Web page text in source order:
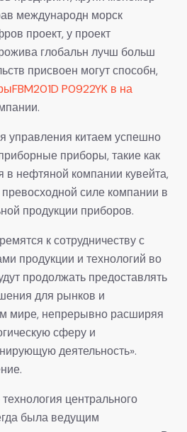
международн морск
проект, у проект
глобальн лучш больш
присвоен могут способн,
P0922YK в на
управления китаем успешно
приборы, такие как
в нефтяной компании кувейта,
превосходной силе компании в
продукции приборов.
к сотрудничеству с
продукции и технологий во
продолжать предоставлять
для рынков и
мире, непрерывно расширяя
сферу и
деятельность».
центрального
была ведущим